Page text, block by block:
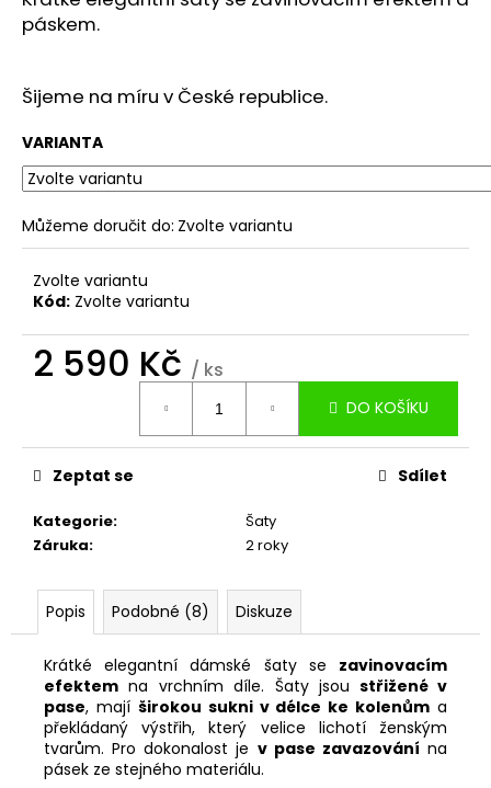
páskem.
Šijeme na míru v České republice.
VARIANTA
Můžeme doručit do: Zvolte variantu
Zvolte variantu
Kód: Zvolte variantu
2 590 Kč / ks
DO KOŠÍKU
Kategorie:
Šaty
Záruka: 2 roky
Zeptat se Sdílet
Popis Podobné (8) Diskuze
Krátké elegantní dámské šaty se zavinovacím
efektem na vrchním díle. Šaty jsou střižené v
pase, mají širokou sukni v délce ke kolenům a
překládaný výstřih, který velice lichotí ženským
tvarům. Pro dokonalost je v pase zavazování na
pásek ze stejného materiálu.
u
m
SVATEBNÍ
DLOUHÁ
SUKNĚ
VLEČKOU
3
900
Kč